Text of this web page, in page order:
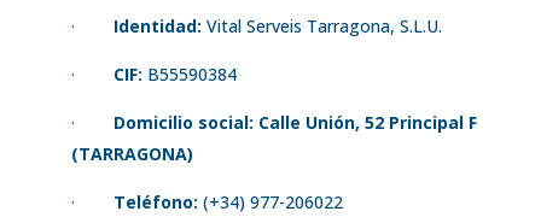
· Identidad: Vital Serveis Tarragona, S.L.U.
· CIF: B55590384
·
Domicilio social: Calle Unión, 52 Principal F
(TARRAGONA)
· Teléfono: (+34) 977-206022